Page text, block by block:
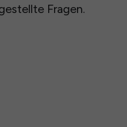
Fragen.